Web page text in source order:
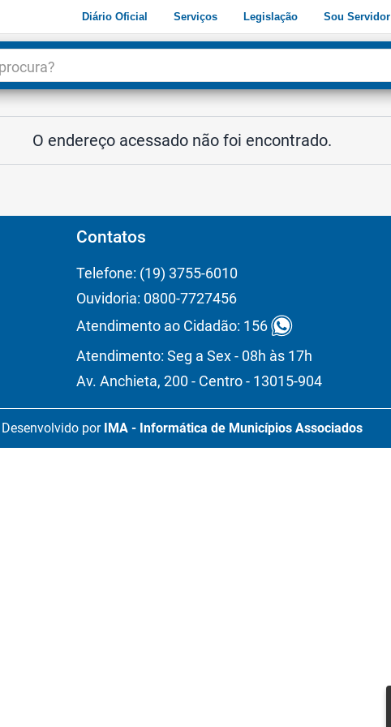
Diário Oficial Serviços Legislação Sou Servidor
O endereço acessado não foi encontrado.
Contatos
Telefone: (19) 3755-6010
Ouvidoria: 0800-7727456
Atendimento ao Cidadão: 156
Atendimento: Seg a Sex - 08h às 17h
Av. Anchieta, 200 - Centro - 13015-904
Desenvolvido por IMA - Informática de Municípios Associados